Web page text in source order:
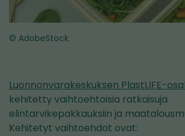
© AdobeStock
Luonnonvarakeskuksen PlastLIFE-
kehitetty vaihtoehtoisia ratkaisuja
elintarvikepakkauksiin ja
Kehitetyt vaihtoehdot ovat: